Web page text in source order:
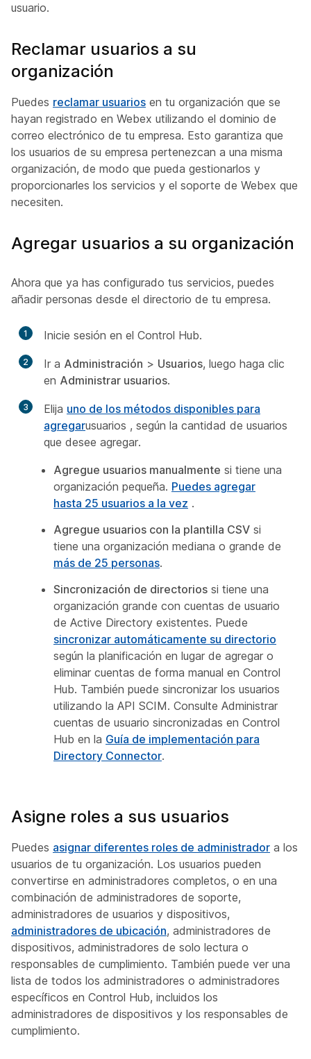
usuario.
Reclamar usuarios a su
organización
Puedes reclamar usuarios en tu organización que se
hayan registrado en Webex utilizando el dominio de
correo electrónico de tu empresa. Esto garantiza que
los usuarios de su empresa pertenezcan a una misma
organización, de modo que pueda gestionarlos y
proporcionarles los servicios y el soporte de Webex que
necesiten.
Agregar usuarios a su organización
Ahora que ya has configurado tus servicios, puedes
añadir personas desde el directorio de tu empresa.
1 Inicie sesión en el Control Hub.
2 Ir a Administración > Usuarios, luego haga clic
en Administrar usuarios.
3 Elija uno de los métodos disponibles para
agregarusuarios , según la cantidad de usuarios
que desee agregar.
Agregue usuarios manualmente si tiene una
organización pequeña. Puedes agregar
hasta 25 usuarios a la vez .
Agregue usuarios con la plantilla CSV si
tiene una organización mediana o grande de
más de 25 personas.
Sincronización de directorios si tiene una
organización grande con cuentas de usuario
de Active Directory existentes. Puede
sincronizar automáticamente su directorio
según la planificación en lugar de agregar o
eliminar cuentas de forma manual en Control
Hub. También puede sincronizar los usuarios
utilizando la API SCIM. Consulte Administrar
cuentas de usuario sincronizadas en Control
Hub en la Guía de implementación para
Directory Connector.
Asigne roles a sus usuarios
Puedes asignar diferentes roles de administrador a los
usuarios de tu organización. Los usuarios pueden
convertirse en administradores completos, o en una
combinación de administradores de soporte,
administradores de usuarios y dispositivos,
administradores de ubicación, administradores de
dispositivos, administradores de solo lectura o
responsables de cumplimiento. También puede ver una
lista de todos los administradores o administradores
específicos en Control Hub, incluidos los
administradores de dispositivos y los responsables de
cumplimiento.